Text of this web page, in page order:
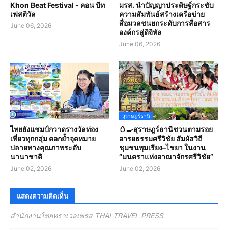
Khon Beat Festival - คอน บีท
เฟสติวัล
June 06, 2026
มรส. นำปัญญาประดิษฐ์กระชับ
ความสัมพันธ์สร้างเครือข่าย
สื่อมวลชนยกระดับการสื่อสาร
องค์กรสู่ดิจิทัล
June 06, 2026
ไทยยังแชมป์กวาดรางวัลท่อง
เที่ยวทุกกลุ่ม ตอกย้ำจุดหมาย
ปลายทางคุณภาพระดับ
นานาชาติ
June 02, 2026
สุราษฎร์ธานี
🥚🍳สุราษฎร์ธานีชวนตามรอย
อารยธรรมศรีวิชัย สัมผัสวิถี
ชุมชนพุมเรียง–ไชยา ในงาน
“มนตราแห่งอาณาจักรศรีวิชัย”
June 02, 2026
แสดงความคิดเห็น
สำนักงานไทยทราเวลเพรส THAI TRAVEL PRESS